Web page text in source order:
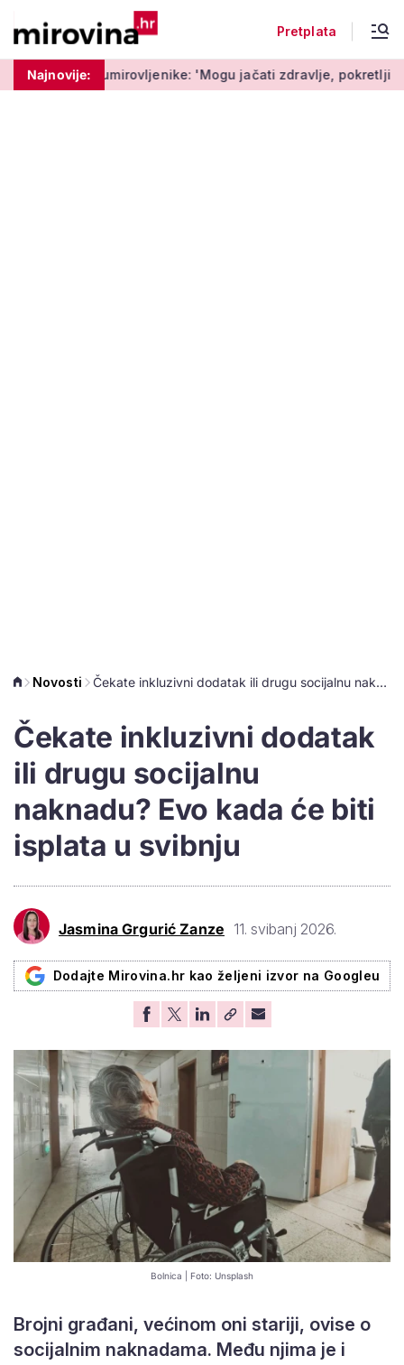
Pretplata
Najnovije:'Mogu jačati zdravlje, pokretljivost i kvalitetu
Novosti Čekate inkluzivni dodatak ili drugu socijalnu naknadu? Evo kada će biti isplata u svibnju
Čekate inkluzivni dodatak
ili drugu socijalnu
naknadu? Evo kada će biti
isplata u svibnju
Jasmina Grgurić Zanze 11. svibanj 2026.
Dodajte Mirovina.hr kao željeni izvor na Googleu
Bolnica | Foto: Unsplash
Brojni građani, većinom oni stariji, ovise o
socijalnim naknadama. Među njima je i